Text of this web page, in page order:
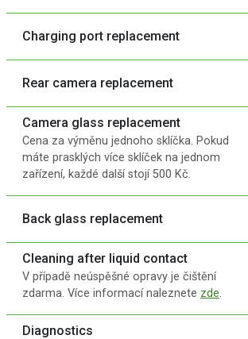
Charging port replacement
Rear camera replacement
Camera glass replacement
Cena za výměnu jednoho sklíčka. Pokud
máte prasklých více sklíček na jednom
zařízení, každé další stojí 500 Kč.
Back glass replacement
Cleaning after liquid contact
V případě neúspěšné opravy je čištění
zdarma. Více informací naleznete zde.
Diagnostics